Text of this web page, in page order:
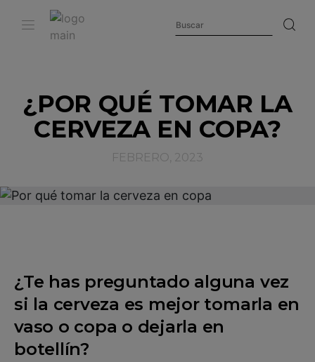
¿POR QUÉ TOMAR LA
CERVEZA EN COPA?
FEBRERO, 2023
¿Te has preguntado alguna vez
si la cerveza es mejor tomarla en
vaso o copa o dejarla en
botellín?